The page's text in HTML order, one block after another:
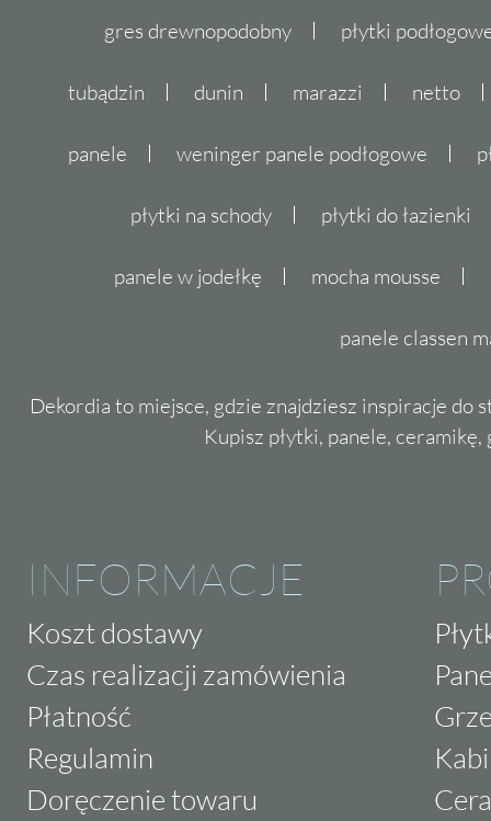
gres drewnopodobny płytki
tubądzin dunin marazzi netto
panele weninger panele podłogowe
płytki na schody płytki do łazienki
panele w jodełkę mocha mousse
panele classen
Dekordia to miejsce, gdzie znajdziesz inspiracje do
Kupisz płytki, panele,
INFORMACJE
Koszt dostawy
Czas realizacji zamówienia
Płatność
Regulamin
Doręczenie towaru